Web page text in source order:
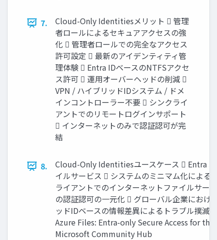
7.
Cloud-Only Identitiesメリット  管理
者ロールによるセキュアアクセスの強
化  管理者ロールでの完全なアクセス
許可設定  最新のアイデンティティ管
理体験  Entra IDベースのNTFSアクセ
ス許可  運用オーバーヘッドの削減 
VPN / ハイブリッドIDシステム / ドメ
インコントローラー不要  シンクライ
アントでのリモートログインサポート
 インターネットのみで認証認可が完
結
8.
Cloud-Only Identitiesユースケース  Entra
イルサービス  システムのミニマム化による
ライアントでのインターネットファイルサー
の認証認可の一元化  グローバル企業におけ
ッドIDベースの情報差異によるトラブル撲
Azure Files: Entra-only Secure Access for
Microsoft Community Hub